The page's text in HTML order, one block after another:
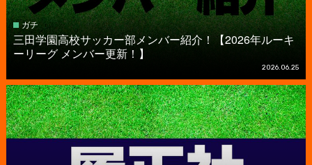
ガチ
三田学園高校サッカー部メンバー紹介！【2026年ルーキ
ーリーグ メンバー更新！】
2026.06.25